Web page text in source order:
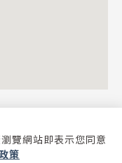
覽網站即表示您同意
策